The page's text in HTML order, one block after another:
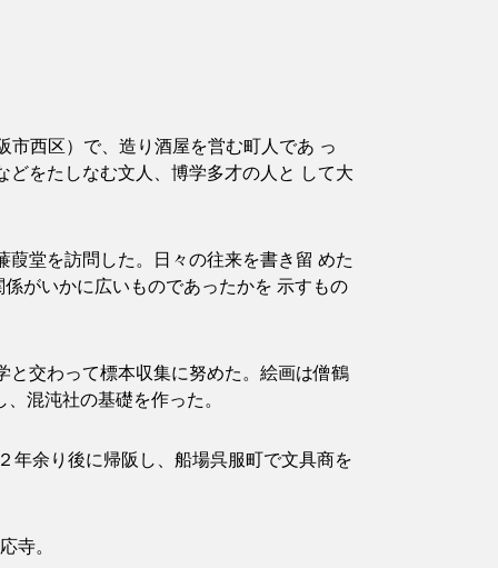
西区）で、造り酒屋を営む町人であ っ
をたしなむ文人、博学多才の人と して大
堂を訪問した。日々の往来を書き留 めた
がいかに広いものであったかを 示すもの
交わって標本収集に努めた。絵画は僧鶴
混沌社の基礎を作った。
余り後に帰阪し、船場呉服町で文具商を
寺。